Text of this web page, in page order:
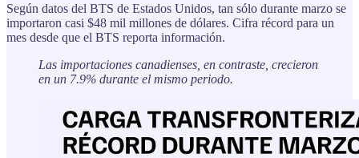
Según datos del BTS de Estados Unidos, tan sólo durante marzo se
importaron casi $48 mil millones de dólares. Cifra récord para un
mes desde que el BTS reporta información.
Las importaciones canadienses, en contraste, crecieron
en un 7.9% durante el mismo periodo.